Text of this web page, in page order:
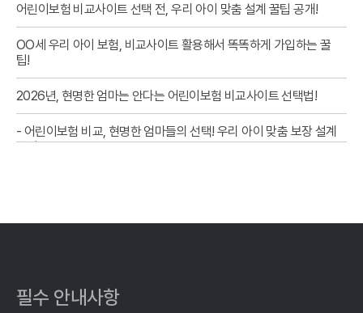
어린이보험 비교사이트 선택 전, 우리 아이 맞춤 설계 꿀팁 공개!
OO세 우리 아이 보험, 비교사이트 활용해서 똑똑하게 가입하는 꿀
팁!
2026년, 현명한 엄마는 안다는 어린이보험 비교사이트 선택법!
- 어린이보험 비교, 현명한 엄마들의 선택! 우리 아이 맞춤 보장 설계
꿀팁
어린이보험 비교는 필수! 우리 아이 맞춤 설계, 놓치면 후회할 꿀팁
필수 안내사항